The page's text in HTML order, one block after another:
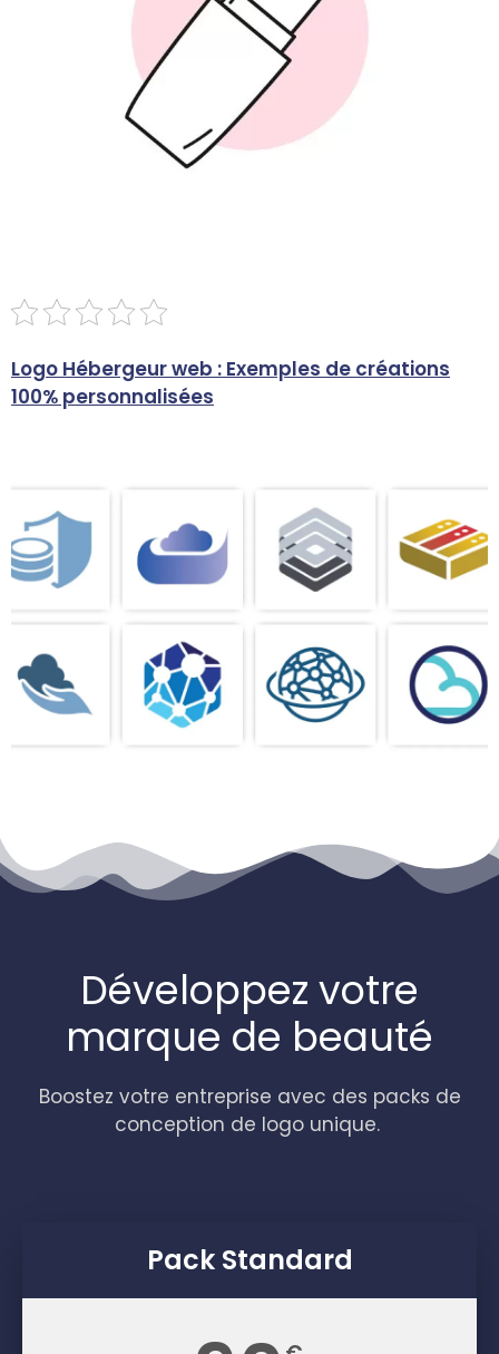
Logo Hébergeur web : Exemples de créations
100% personnalisées
Développez votre
marque de beauté
Boostez votre entreprise avec des packs de
conception de logo unique.
Pack Standard